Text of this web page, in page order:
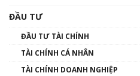
00:02:14
Nhìn lại năm
đến hệ sinh thái
ĐẦU TƯ
ĐẦU TƯ TÀI CHÍNH
TÀI CHÍNH CÁ NHÂN
TÀI CHÍNH DOANH NGHIỆP